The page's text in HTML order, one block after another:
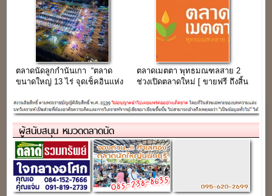
ตลาดนัดลูกกำนันเกา “ตลาด
ขนาดใหญ่ 13 ไร่ จุดเช็คอินแห่ง
ตลาดเมตตา พุทธมณฑลสาย 2
ช่วงเปิดตลาดใหม่ [ ขายฟรี ถึงสิ้น
ผู้สนับสนุน หมวดตลาดนัด